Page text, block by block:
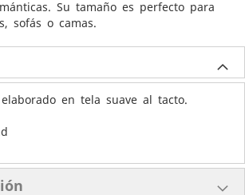
Su tamaño es perfecto para
sofás o camas.
en tela suave al tacto.